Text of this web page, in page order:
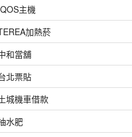
主機
加熱菸
和當舖
北票貼
城機車借款
水肥